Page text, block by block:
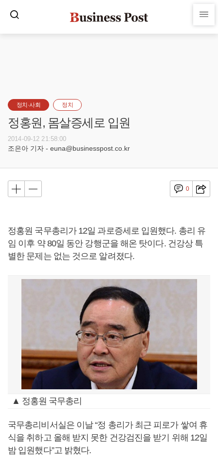
정치·사회 정치
정홍원, 몸살증세로 입원
2014-09-12 21:58:00
조은아 기자 - euna@businesspost.co.kr
0
정홍원 국무총리가 12일 과로증세로 입원했다. 총리 유
임 이후 약 80일 동안 강행군을 해온 탓이다. 건강상 특
별한 문제는 없는 것으로 알려졌다.
▲ 정홍원 국무총리
국무총리비서실은 이날 “정 총리가 최근 피로가 쌓여 휴
식을 취하고 올해 받지 못한 건강검진을 받기 위해 12일
밤 입원했다”고 밝혔다.